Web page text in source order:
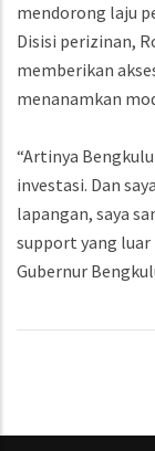
mendorong laju
Disisi perizinan,
memberikan
menanamkan
“Artinya
investasi. Dan
lapangan, saya
support yang luar
Gubernur